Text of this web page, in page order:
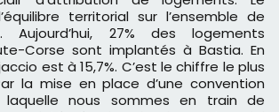
territorial sur l’ensemble de
Aujourd’hui, 27% des logements
Corse sont implantés à Bastia. En
est à 15,7%. C’est le chiffre le plus
la mise en place d’une convention
laquelle nous sommes en train de